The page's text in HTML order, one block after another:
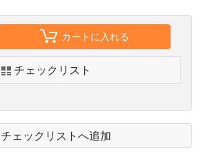
カートに入れる
チェックリスト
チェックリストへ追加